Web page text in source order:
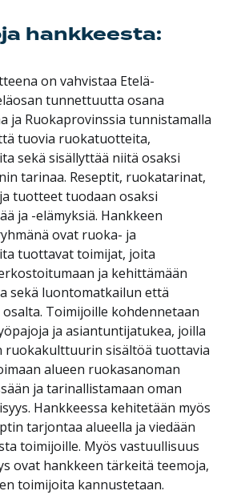
hankkeesta:
on vahvistaa Etelä-
tunnettuutta osana
ja Ruokaprovinssia tunnistamalla
tuovia ruokatuotteita,
sekä sisällyttää niitä osaksi
tarinaa. Reseptit, ruokatarinat,
tuotteet tuodaan osaksi
ja -elämyksiä. Hankkeen
ovat ruoka- ja
tuottavat toimijat, joita
ja kehittämään
sekä luontomatkailun että
Toimijoille kohdennetaan
ja asiantuntijatukea, joilla
ruokakulttuurin sisältöä tuottavia
alueen ruokasanoman
ja tarinallistamaan oman
Hankkeessa kehitetään myös
tarjontaa alueella ja viedään
toimijoille. Myös vastuullisuus
ovat hankkeen tärkeitä teemoja,
toimijoita kannustetaan.